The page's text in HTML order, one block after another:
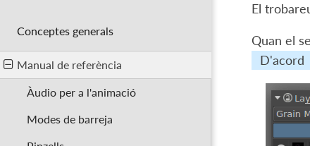
Conceptes generals
Manual de referència
Àudio per a l'animació
Modes de barreja
El
Quan el
D'acord